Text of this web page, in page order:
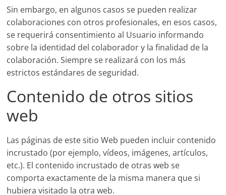
Sin embargo, en algunos casos se pueden realizar
colaboraciones con otros profesionales, en esos casos,
se requerirá consentimiento al Usuario informando
sobre la identidad del colaborador y la finalidad de la
colaboración. Siempre se realizará con los más
estrictos estándares de seguridad.
Contenido de otros sitios
web
Las páginas de este sitio Web pueden incluir contenido
incrustado (por ejemplo, vídeos, imágenes, artículos,
etc.). El contenido incrustado de otras web se
comporta exactamente de la misma manera que si
hubiera visitado la otra web.